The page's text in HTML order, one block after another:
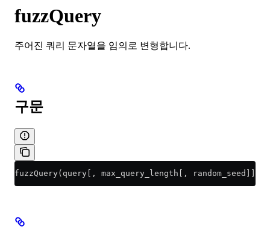
fuzzQuery
주어진 쿼리 문자열을 임의로 변형합니다.
구문
fuzzQuery(query[, max_query_length[, random_seed]])